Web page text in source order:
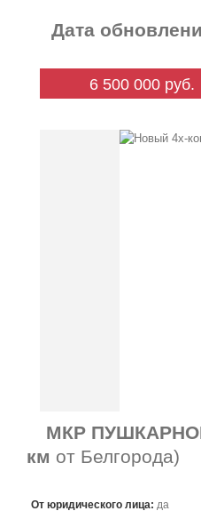
Дата
6 500 000 руб.
МКР
км от Белгорода)
От юридического лица: да